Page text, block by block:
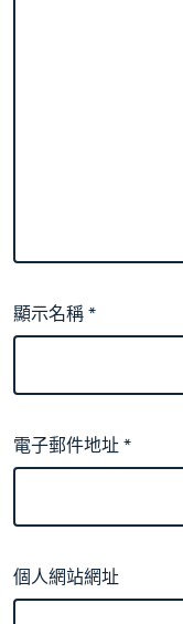
顯示名稱*
電子郵件地址*
個人網站網址